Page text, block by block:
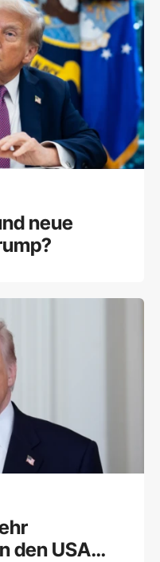
neue
den USA